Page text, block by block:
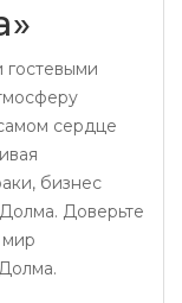
гостевыми
сердце
бизнес
Доверьте
мир